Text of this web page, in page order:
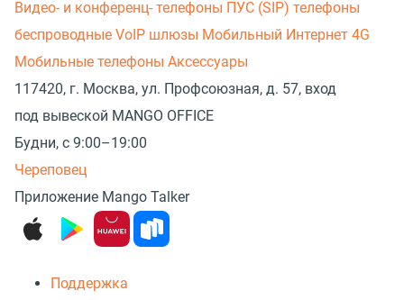
Видео- и конференц- телефоны ПУС (SIP) телефоны
беспроводные VoIP шлюзы Мобильный Интернет 4G
Мобильные телефоны Аксессуары
117420, г. Москва, ул. Профсоюзная, д. 57, вход
под вывеской MANGO OFFICE
Будни, с 9:00–19:00
Череповец
Приложение Mango Talker
Поддержка